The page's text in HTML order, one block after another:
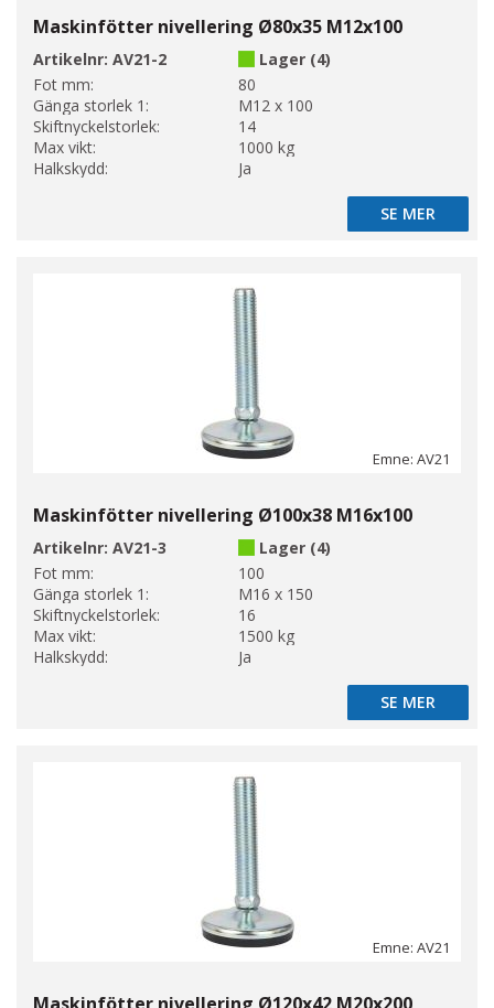
Maskinfötter nivellering Ø80x35 M12x100
Artikelnr: AV21-2
Lager (4)
Fot mm:
80
Gänga storlek 1:
M12 x 100
Skiftnyckelstorlek:
14
Max vikt:
1000 kg
Halkskydd:
Ja
SE MER
SE MER
Emne: AV21
Maskinfötter nivellering Ø100x38 M16x100
Artikelnr: AV21-3
Lager (4)
Fot mm:
100
Gänga storlek 1:
M16 x 150
Skiftnyckelstorlek:
16
Max vikt:
1500 kg
Halkskydd:
Ja
SE MER
SE MER
Emne: AV21